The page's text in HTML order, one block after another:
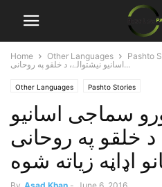
Home Other Languages Pashto
اسانيو نيشتوالے، د خلقو په روحانى...
Other Languages Pashto Stories
سماجى اسانيو
د خلقو په روحانى
اډاڼه زياته شوه